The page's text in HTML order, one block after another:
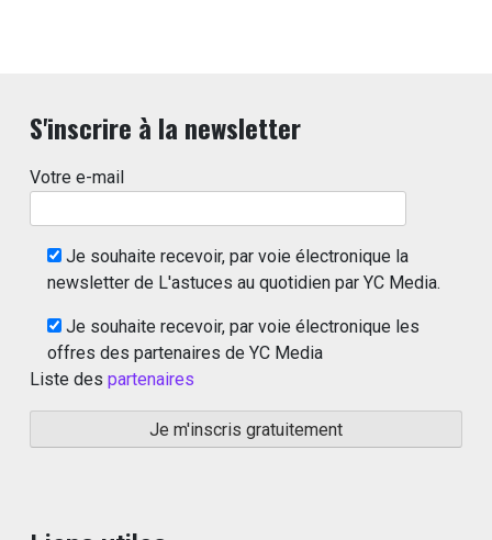
S'inscrire à la newsletter
Votre e-mail
Je souhaite recevoir, par voie électronique la
newsletter de L'astuces au quotidien par YC Media.
Je souhaite recevoir, par voie électronique les
offres des partenaires de YC Media
Liste des partenaires